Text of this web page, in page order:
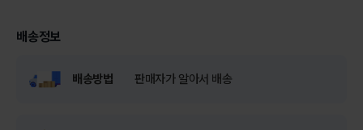
배송정보
배송방법 판매자가 알아서 배송